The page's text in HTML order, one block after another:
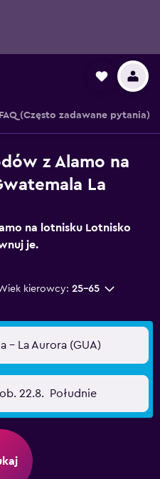
FAQ (Często zadawane pytania)
z Alamo na
La
na lotnisku Lotnisko
je.
kierowcy: 25-65
- La Aurora (GUA)
22.8. Południe